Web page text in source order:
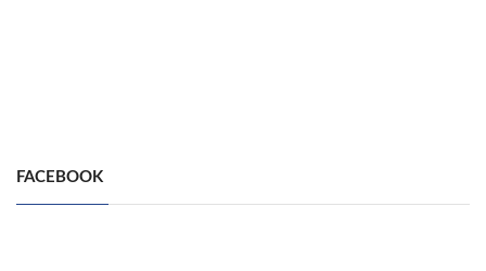
FACEBOOK